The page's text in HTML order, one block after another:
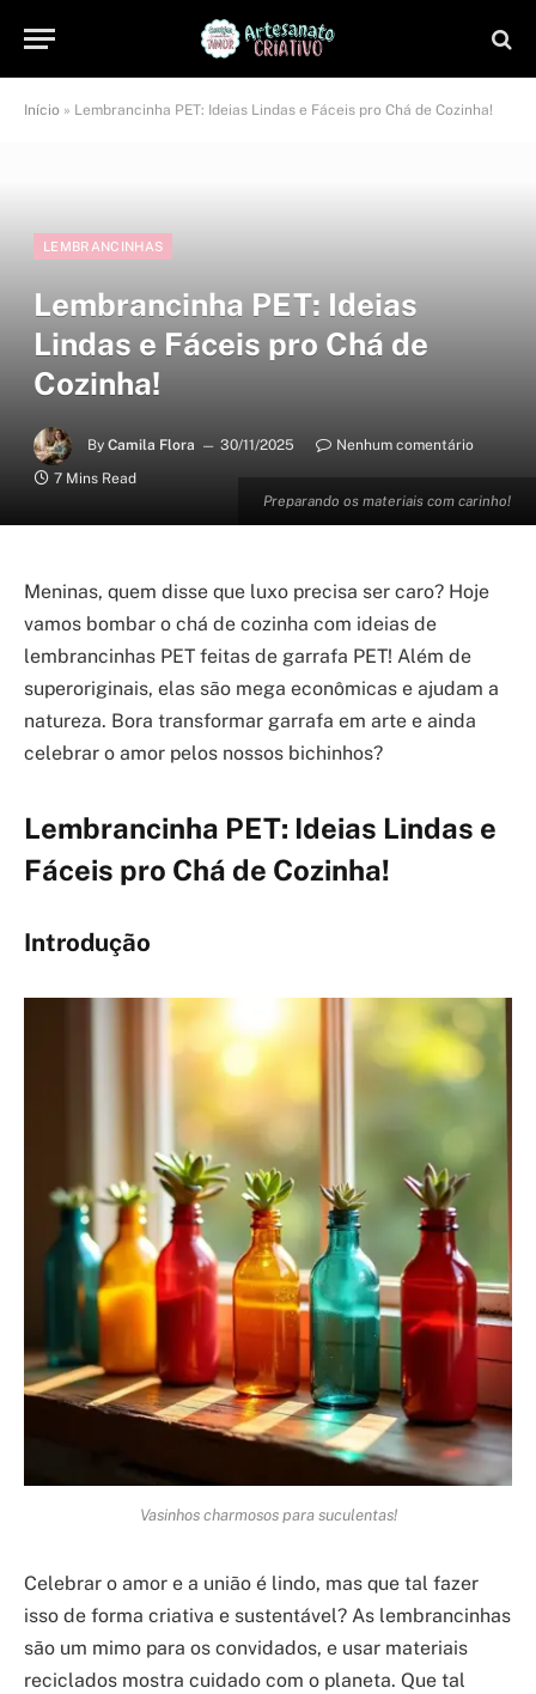
Início » Lembrancinha PET: Ideias Lindas e Fáceis pro Chá de Cozinha!
Preparando os materiais com carinho!
LEMBRANCINHAS
Lembrancinha PET: Ideias
Lindas e Fáceis pro Chá de
Cozinha!
By Camila Flora 30/11/2025
Nenhum comentário
7 Mins Read
Meninas, quem disse que luxo precisa ser caro? Hoje
vamos bombar o chá de cozinha com ideias de
lembrancinhas PET feitas de garrafa PET! Além de
superoriginais, elas são mega econômicas e ajudam a
natureza. Bora transformar garrafa em arte e ainda
celebrar o amor pelos nossos bichinhos?
Lembrancinha PET: Ideias Lindas e
Fáceis pro Chá de Cozinha!
Introdução
Vasinhos charmosos para suculentas!
Celebrar o amor e a união é lindo, mas que tal fazer
isso de forma criativa e sustentável? As lembrancinhas
são um mimo para os convidados, e usar materiais
reciclados mostra cuidado com o planeta. Que tal